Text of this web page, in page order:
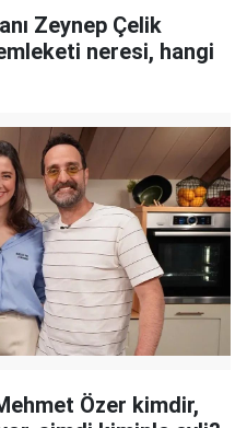
Zeynep Çelik
neresi, hangi
Özer kimdir,